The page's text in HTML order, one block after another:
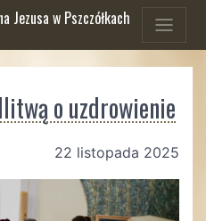
Jezusa w Pszczółkach
o uzdrowienie
22 listopada 2025